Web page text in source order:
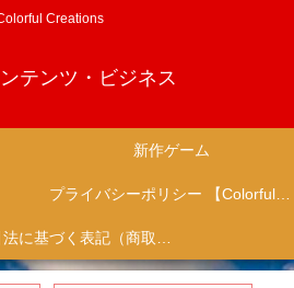
Creations
テンツ・ビジネス
新作ゲーム
プライバシーポリシー 【Colorful Creation】
特定商取引法に基づく表記（商取引に関する開示）